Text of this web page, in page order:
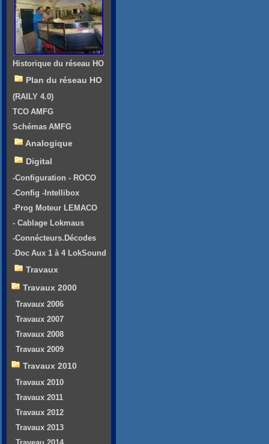
Historique du réseau HO
Plan du réseau HO
(RAILY 4.0)
TCO AMFG
Schémas AMFG
Analogique
Digital
-Configuration - ROCO
-Config -Intellibox
-Prog Moteur LEMACO
- Cablage Lokmaus
-Connécteurs.Décodes
-Doc Aux 1 à 4 LokSound
Travaux
Travaux 2000
Travaux 2006
Travaux 2007
Travaux 2008
Travaux 2009
Travaux 2010
Travaux 2010
Travaux 2011
Travaux 2012
Travaux 2013